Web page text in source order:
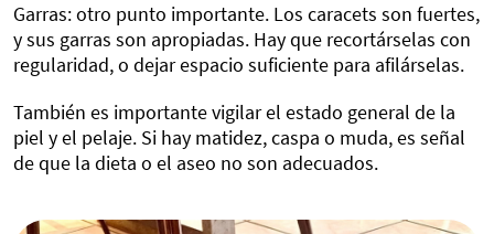
Garras: otro punto importante. Los caracets son fuertes,
y sus garras son apropiadas. Hay que recortárselas con
regularidad, o dejar espacio suficiente para afilárselas.
También es importante vigilar el estado general de la
piel y el pelaje. Si hay matidez, caspa o muda, es señal
de que la dieta o el aseo no son adecuados.